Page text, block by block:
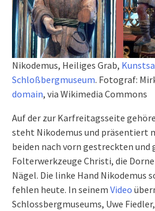
Nikodemus, Heiliges Grab,
Schloßbergmuseum. Fotograf:
domain, via Wikimedia Commons
Auf der zur Karfreitagsseite
steht Nikodemus und präsentiert
beiden nach vorn gestreckten und
Folterwerkzeuge Christi, die
Nägel. Die linke Hand Nikodemus
fehlen heute. In seinem Video
Schlossbergmuseums, Uwe